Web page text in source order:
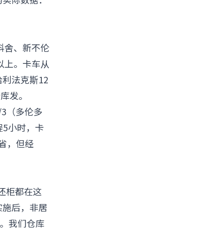
舍、新不伦
上。卡车从
法克斯12
发。
（多伦多
5小时，卡
，但经
柜都在这
后，非居
我们仓库